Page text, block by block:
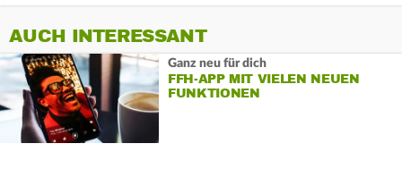
AUCH INTERESSANT
Ganz neu für dich
FFH-APP MIT VIELEN NEUEN
FUNKTIONEN